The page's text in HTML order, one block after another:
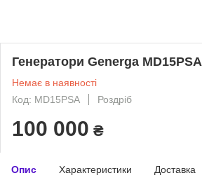
Генератори Generga MD15PSA
Немає в наявності
Код: MD15PSA
Роздріб
100 000 ₴
Опис Характеристики Доставка